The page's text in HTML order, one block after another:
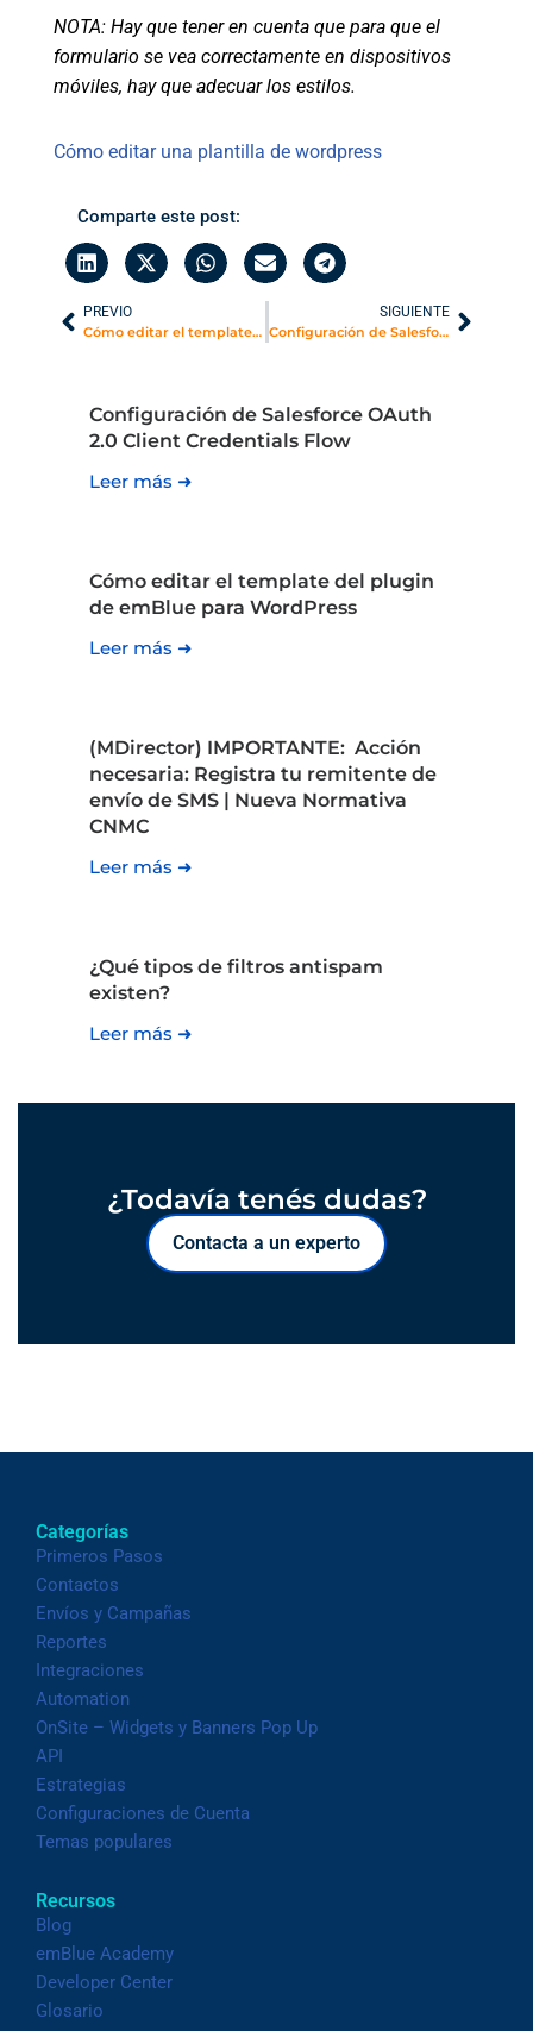
NOTA: Hay que tener en cuenta que para que el
formulario se vea correctamente en dispositivos
móviles, hay que adecuar los estilos.
Cómo editar una plantilla de wordpress
Comparte este post:
PREVIO
Cómo editar el template del plugin de emBlue para WordPress
SIGUIENTE
Configuración de Salesforce OAuth 2.0 Client Credentials Flow
Configuración de Salesforce OAuth
2.0 Client Credentials Flow
Leer más ➜
Cómo editar el template del plugin
de emBlue para WordPress
Leer más ➜
(MDirector) IMPORTANTE: Acción
necesaria: Registra tu remitente de
envío de SMS | Nueva Normativa
CNMC
Leer más ➜
¿Qué tipos de filtros antispam
existen?
Leer más ➜
¿Todavía tenés dudas?
Contacta a un experto
Categorías
Primeros Pasos
Contactos
Envíos y Campañas
Reportes
Integraciones
Automation
OnSite – Widgets y Banners Pop Up
API
Estrategias
Configuraciones de Cuenta
Temas populares
Recursos
Blog
emBlue Academy
Developer Center
Glosario